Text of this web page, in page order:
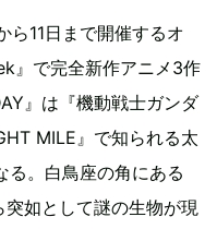
11日まで開催するオ
』で完全新作アニメ3作
』は『機動戦士ガンダ
MILE』で知られる太
る。白鳥座の角にある
如として謎の生物が現